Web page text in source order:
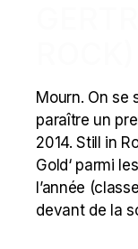
Mourn. On se
paraître un
2014. Still in
Gold‘ parmi
l’année
devant de la